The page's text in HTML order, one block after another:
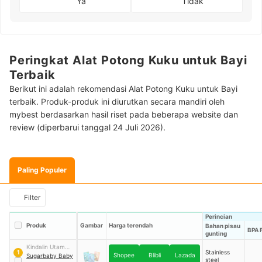
Peringkat Alat Potong Kuku untuk Bayi
Terbaik
Berikut ini adalah rekomendasi Alat Potong Kuku untuk Bayi
terbaik. Produk-produk ini diurutkan secara mandiri oleh
mybest berdasarkan hasil riset pada beberapa website dan
review (diperbarui tanggal 24 Juli 2026).
Paling Populer
Filter
Produk Gambar Harga terendah
Perincian
Bahan pisau
gunting
BPA
1
Kindalin Utama
Internasional
Sugarbaby Baby
Shopee Blibli Lazada
Stainless
steel